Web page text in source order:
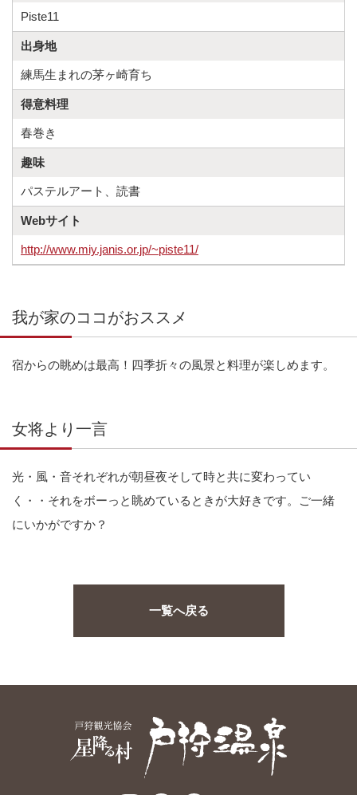
Piste11
出身地
練馬生まれの茅ヶ崎育ち
得意料理
春巻き
趣味
パステルアート、読書
Webサイト
http://www.miy.janis.or.jp/~piste11/
我が家のココがおススメ
宿からの眺めは最高！四季折々の風景と料理が楽しめます。
女将より一言
光・風・音それぞれが朝昼夜そして時と共に変わってい
く・・それをボーっと眺めているときが大好きです。ご一緒
にいかがですか？
一覧へ戻る